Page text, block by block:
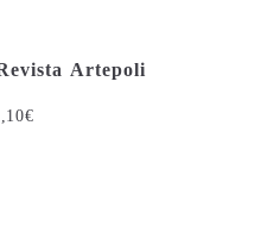
Artepoli
€